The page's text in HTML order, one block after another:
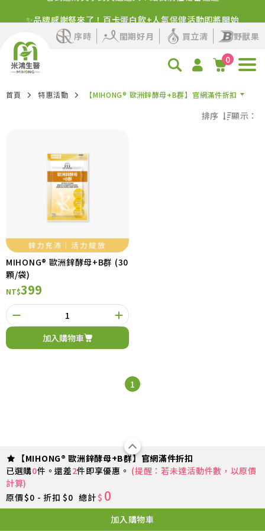
✨品牌感謝祭來了！百卡蛋白飲+人氣保健活動即將開始
序時 閨期好月 買立清
野獸果
0
首頁 特惠活動 【MIHONG® 歐洲鋅酵母+B群】官網滿件折扣
【MIHONG® 歐洲鋅酵母+B群】官網滿件折扣
已選購0件。還差2件即享優惠。 (提醒：若未達活動件數，以原價
計算)
加入購物車
原價$0 - 折扣 $0 總計$ 0
排序 顯示：
MIHONG® 歐洲鋅酵母+B群 (30
顆/袋)
NT$399
加入購物車
1